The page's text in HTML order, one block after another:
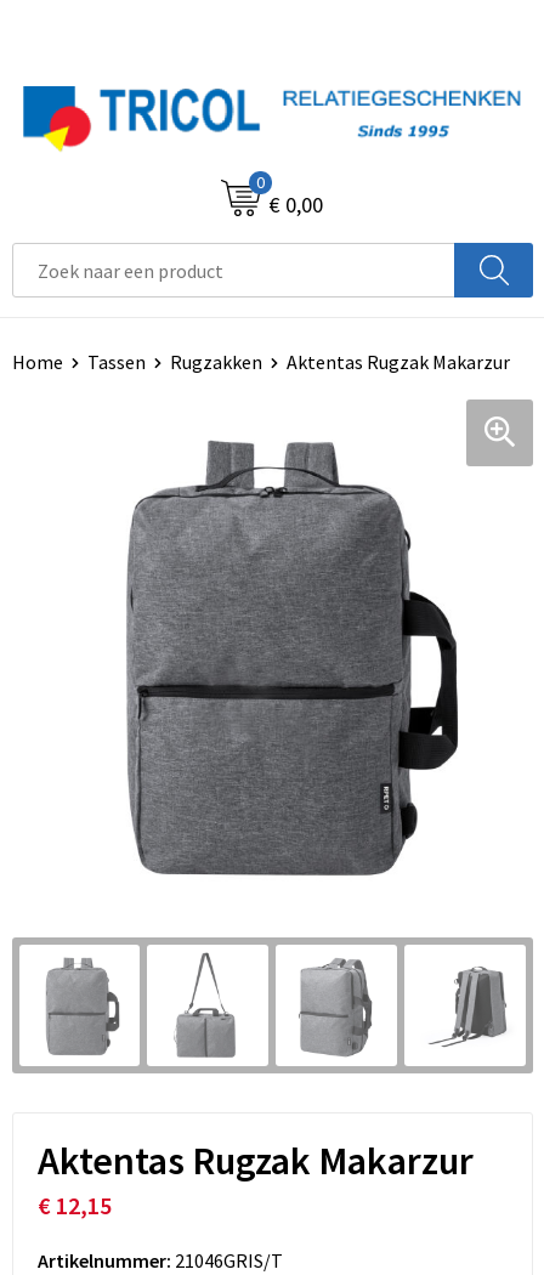
0
€ 0,00
Home Tassen Rugzakken Aktentas Rugzak Makarzur
Aktentas Rugzak Makarzur
€ 12,15
Artikelnummer: 21046GRIS/T